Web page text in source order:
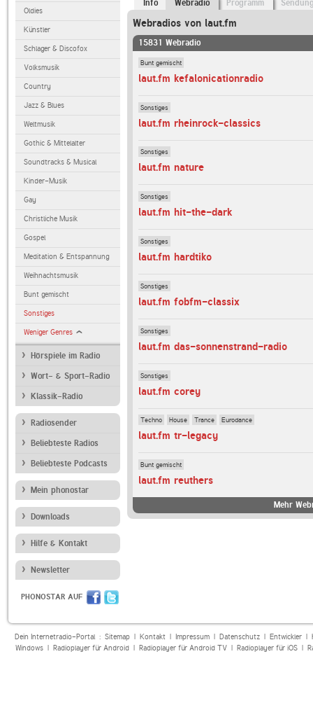
Oldies
Künstler
Schlager & Discofox
Volksmusik
Country
Jazz & Blues
Weltmusik
Gothic & Mittelalter
Soundtracks & Musical
Kinder-Musik
Gay
Christliche Musik
Gospel
Meditation & Entspannung
Weihnachtsmusik
Bunt gemischt
Sonstiges
Weniger Genres
Hörspiele im Radio
Wort- & Sport-Radio
Klassik-Radio
Radiosender
Beliebteste Radios
Beliebteste Podcasts
Mein phonostar
Downloads
Hilfe & Kontakt
Newsletter
PHONOSTAR AUF
Info Webradio Programm
Webradios von laut.fm
15831 Webradio
Bunt gemischt
laut.fm kefalonicationradio
Sonstiges
laut.fm rheinrock-classics
Sonstiges
laut.fm nature
Sonstiges
laut.fm hit-the-dark
Sonstiges
laut.fm hardtiko
Sonstiges
laut.fm fobfm-classix
Sonstiges
laut.fm das-sonnenstrand-radio
Sonstiges
laut.fm corey
Techno House Trance Eurodance
laut.fm tr-legacy
Bunt gemischt
laut.fm reuthers
Mehr
Dein Internetradio-Portal : Sitemap| Kontakt| Impressum| Datenschutz| Entwickler|
Windows| Radioplayer für Android| Radioplayer für Android TV| Radioplayer für iOS|